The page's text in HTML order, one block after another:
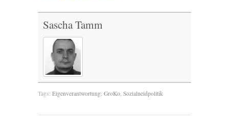
Sascha Tamm
Tags: Eigenverantwortung GroKo Sozialneidpolitik